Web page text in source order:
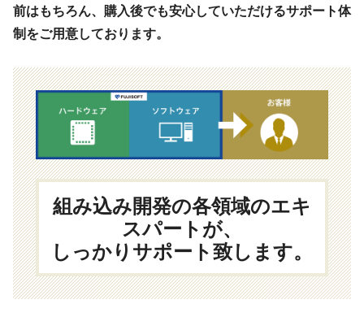
前はもちろん、購入後でも安心していただけるサポート体
制をご用意しております。
組み込み開発の各領域のエキ
スパートが、
しっかりサポート致します。